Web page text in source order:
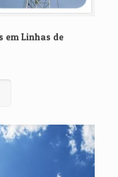
em Linhas de